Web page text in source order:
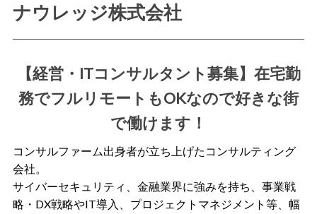
ナウレッジ株式会社
【経営・ITコンサルタント募集】在宅勤
務でフルリモートもOKなので好きな街
で働けます！
コンサルファーム出身者が立ち上げたコンサルティング
会社。
サイバーセキュリティ、金融業界に強みを持ち、事業戦
略・DX戦略やIT導入、プロジェクトマネジメント等、幅